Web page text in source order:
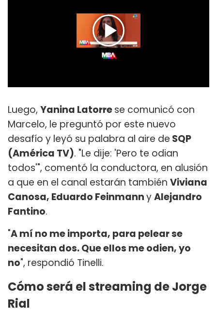
Luego, Yanina Latorrese comunicó con
Marcelo, le preguntó por este nuevo
desafío y leyó su palabra al aire de SQP
(América TV). "Le dije: 'Pero te odian
todos'", comentó la conductora, en alusión
a que en el canal estarán también Viviana
Canosa, Eduardo FeinmannyAlejandro
Fantino.
"A mí no me importa, para pelear se
necesitan dos. Que ellos me odien, yo
no", respondió Tinelli.
Cómo será el streaming de Jorge
Rial